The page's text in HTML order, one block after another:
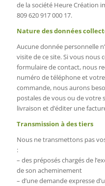
de la société Heure Création
809 620 917 000 17.
Nature des données
Aucune donnée personnelle
visite de ce site. Si vous nous
formulaire de contact, nous
numéro de téléphone et
commande, nous aurons
postales de vous ou de votre
livraison et d’éditer une
Transmission à des tiers
Nous ne transmettons pas
:
– des préposés chargés de
de son acheminement
– d’une demande expresse